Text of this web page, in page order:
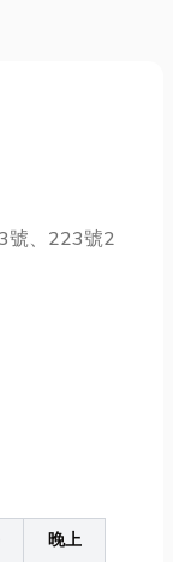
號、223號2
晚上